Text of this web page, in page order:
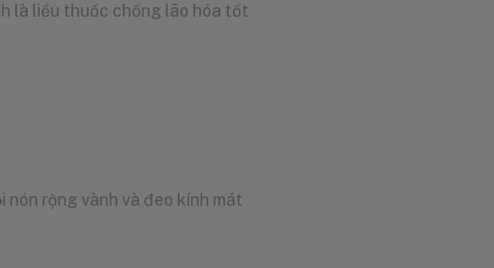
là liều thuốc chống lão hóa tốt
nón rộng vành và đeo kính mát